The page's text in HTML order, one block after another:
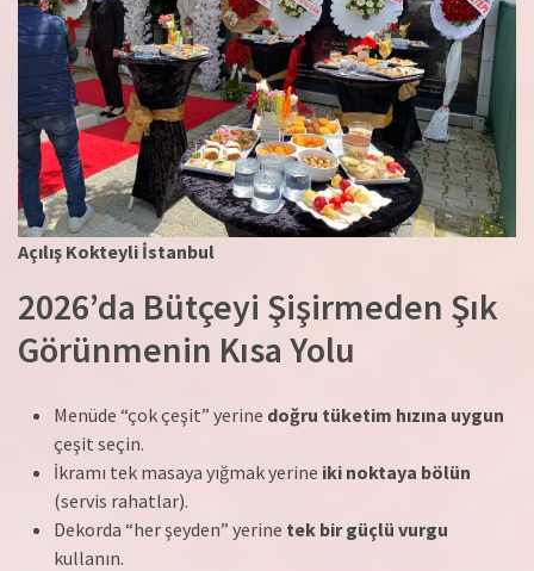
Açılış Kokteyli İstanbul
2026’da Bütçeyi Şişirmeden Şık
Görünmenin Kısa Yolu
Menüde “çok çeşit” yerine doğru tüketim hızına uygun
çeşit seçin.
İkramı tek masaya yığmak yerine iki noktaya bölün
(servis rahatlar).
Dekorda “her şeyden” yerine tek bir güçlü vurgu
kullanın.